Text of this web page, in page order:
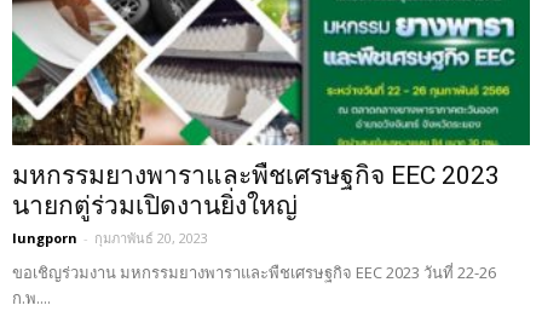
มหกรรมยางพาราและพืชเศรษฐกิจ EEC 2023
นายกตู่ร่วมเปิดงานยิ่งใหญ่
lungporn - กุมภาพันธ์ 20, 2023
ขอเชิญร่วมงาน มหกรรมยางพาราและพืชเศรษฐกิจ EEC 2023 วันที่ 22-26
ก.พ....